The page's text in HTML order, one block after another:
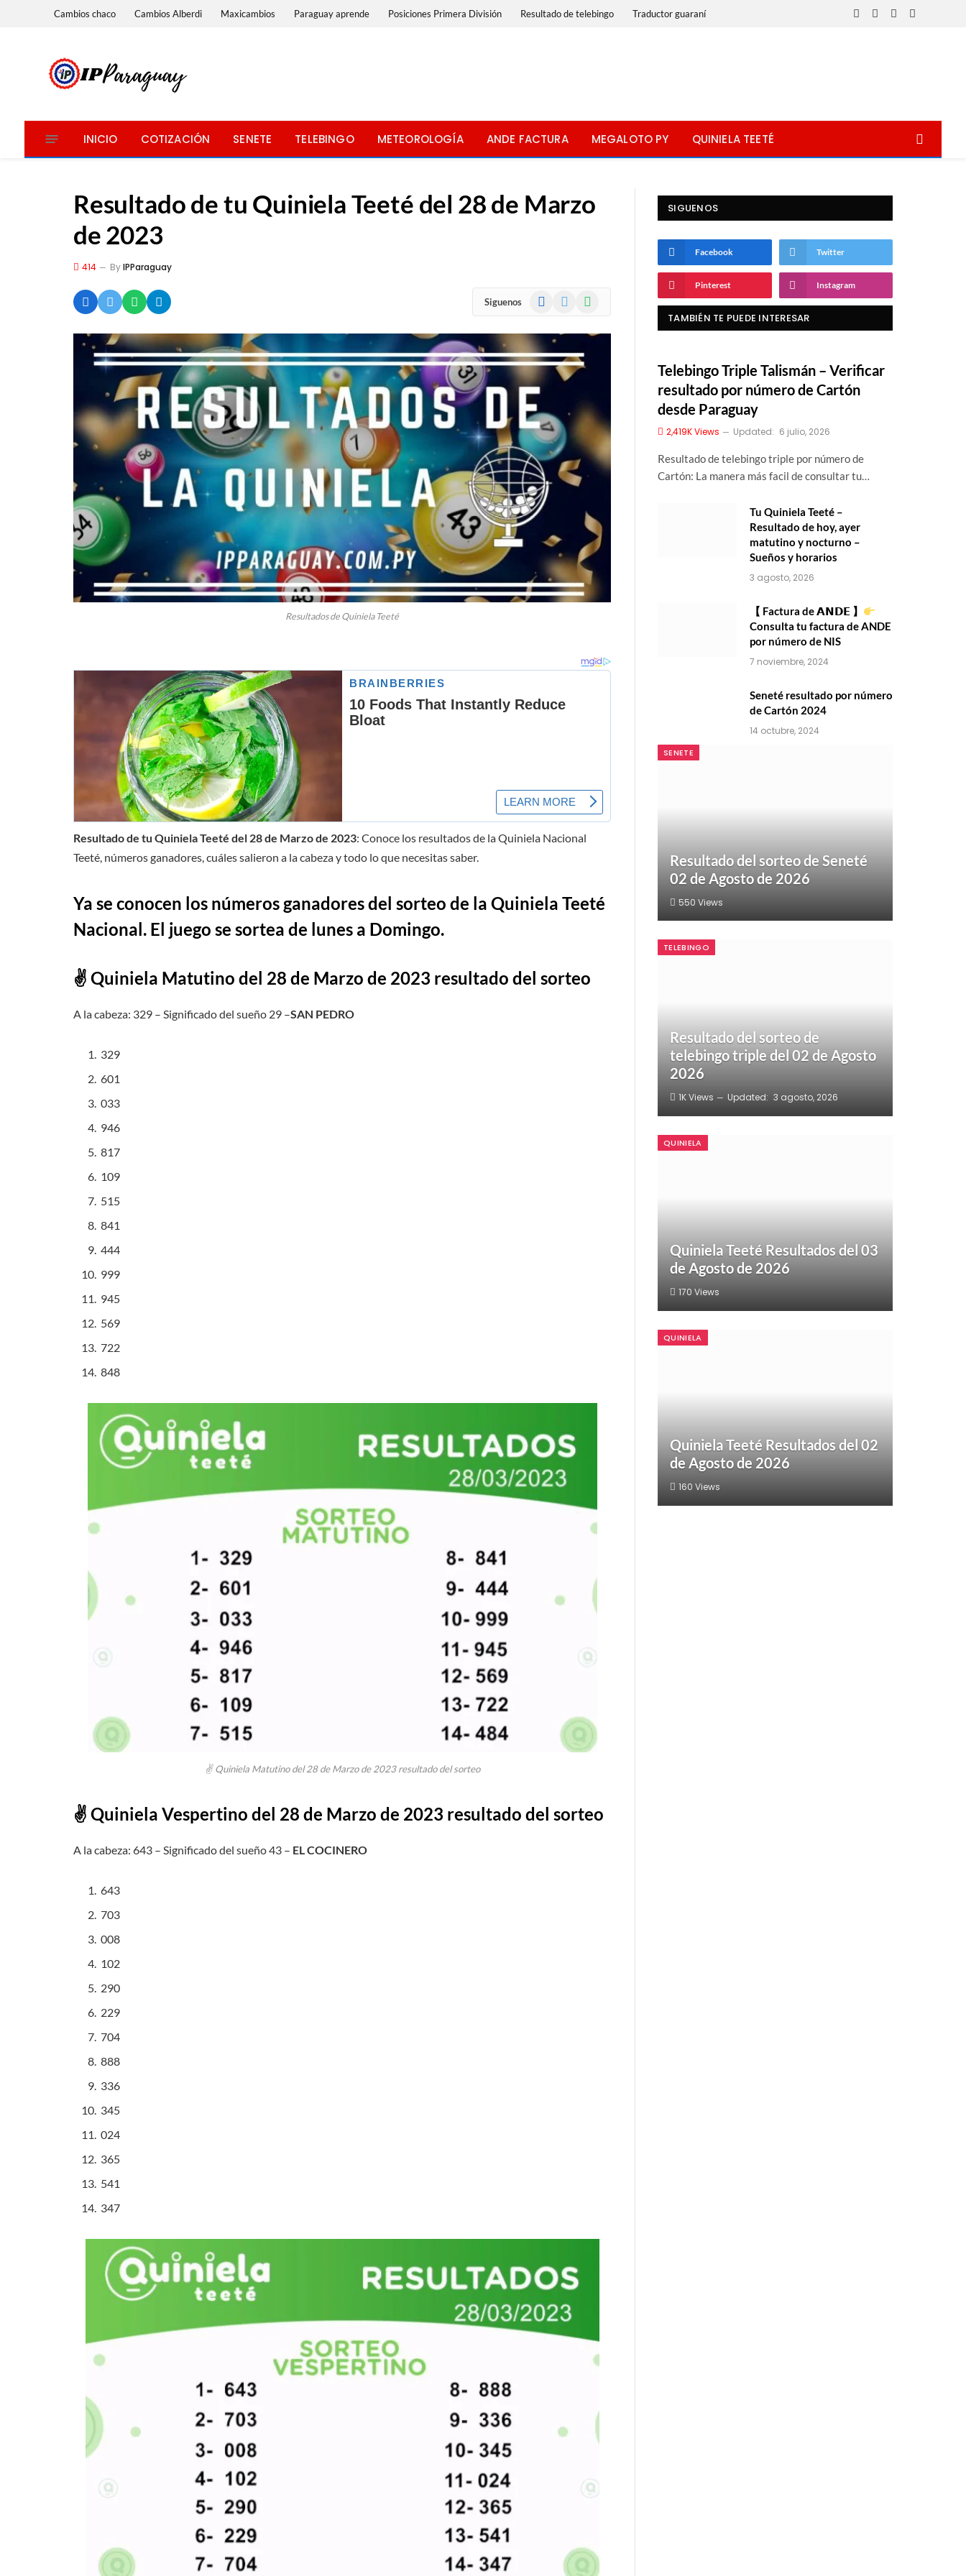
Cambios chaco Cambios Alberdi Maxicambios Paraguay aprende Posiciones Primera División Resultado de telebingo Traductor guaraní
Facebook
X
InstagramWhatsApp
INICIO COTIZACIÓN SENETE TELEBINGO METEOROLOGÍA ANDE FACTURA MEGALOTO PY QUINIELA TEETÉ
Resultado de tu Quiniela Teeté del 28 de Marzo
de 2023
414 ByIPParaguay
Siguenos Facebook WhatsApp
Resultados de Quiniela Teeté
Resultado de tu Quiniela Teeté del 28 de Marzo de 2023: Conoce los resultados de la Quiniela Nacional
Teeté, números ganadores, cuáles salieron a la cabeza y todo lo que necesitas saber.
Ya se conocen los números ganadores del sorteo de la Quiniela Teeté
Nacional. El juego se sortea de lunes a Domingo.
✌ Quiniela Matutino del 28 de Marzo de 2023 resultado del sorteo
A la cabeza: 329 – Significado del sueño 29 –SAN PEDRO
329
601
033
946
817
109
515
841
444
999
945
569
722
848
✌ Quiniela Matutino del 28 de Marzo de 2023 resultado del sorteo
✌ Quiniela Vespertino del 28 de Marzo de 2023 resultado del sorteo
A la cabeza: 643 – Significado del sueño 43 – EL COCINERO
643
703
008
102
290
229
704
888
336
345
024
365
541
347
SIGUENOS
Facebook Twitter
Pinterest Instagram
TAMBIÉN TE PUEDE INTERESAR
Telebingo Triple Talismán – Verificar
resultado por número de Cartón
desde Paraguay
2,419KViews Updated: 6 julio, 2026
Resultado de telebingo triple por número de
Cartón: La manera más facil de consultar tu…
Tu Quiniela Teeté –
Resultado de hoy, ayer
matutino y nocturno –
Sueños y horarios
3 agosto, 2026
【 Factura de 𝗔𝗡𝗗𝗘 】
Consulta tu factura de ANDE
por número de NIS
7 noviembre, 2024
Seneté resultado por número
de Cartón 2024
14 octubre, 2024
SENETE
Resultado del sorteo de Seneté
02 de Agosto de 2026
550 Views
TELEBINGO
Resultado del sorteo de
telebingo triple del 02 de Agosto
2026
1KViews Updated: 3 agosto, 2026
QUINIELA
Quiniela Teeté Resultados del 03
de Agosto de 2026
170 Views
QUINIELA
Quiniela Teeté Resultados del 02
de Agosto de 2026
160 Views